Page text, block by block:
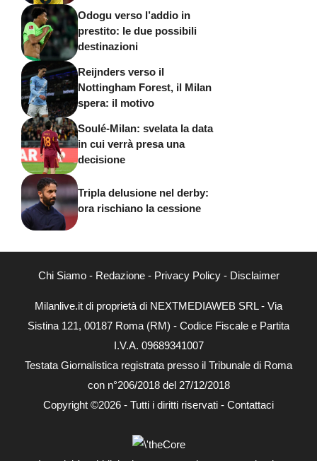
Odogu verso l’addio in
prestito: le due possibili
destinazioni
Reijnders verso il
Nottingham Forest, il Milan
spera: il motivo
Soulé-Milan: svelata la data
in cui verrà presa una
decisione
Tripla delusione nel derby:
ora rischiano la cessione
Chi Siamo- Redazione- Privacy Policy- Disclaimer
Milanlive.it di proprietà di NEXTMEDIAWEB SRL - Via
Sistina 121, 00187 Roma (RM) - Codice Fiscale e Partita
I.V.A. 09689341007
Testata Giornalistica registrata presso il Tribunale di Roma
con n°206/2018 del 27/12/2018
Copyright ©2026 - Tutti i diritti riservati - Contattaci